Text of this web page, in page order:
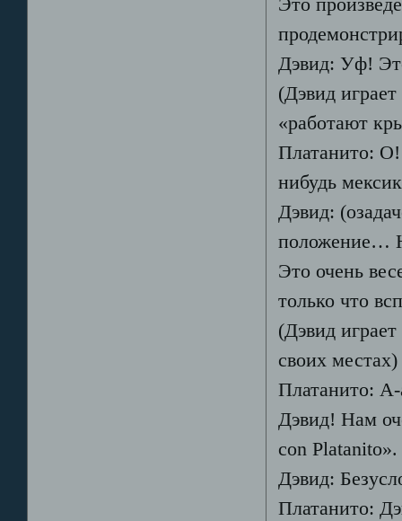
Это
Дэвид: Уф!
(Дэвид
«работают
Платанито:
нибудь
Дэвид:
положение…
Это очень
только что
(Дэвид
своих местах)
Платанито: А-
Дэвид! Нам
con
Дэвид:
Платанито: